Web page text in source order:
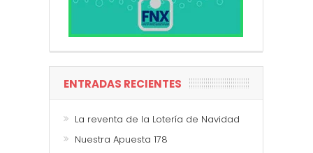
ENTRADAS RECIENTES
La reventa de la Lotería de Navidad
Nuestra Apuesta 178